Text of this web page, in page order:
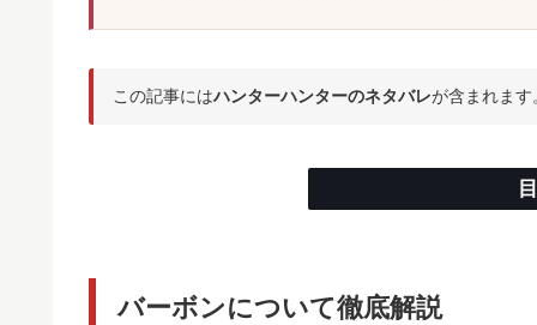
この記事にはハンターハンターのネタバレが含まれま
バーボンについて徹底解説